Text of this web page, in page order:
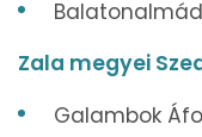
Zala megyei
Galambok